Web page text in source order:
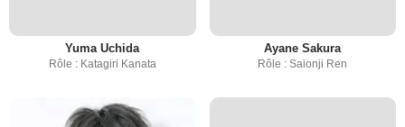
Yuma Uchida
Rôle : Katagiri Kanata
Ayane Sakura
Rôle : Saionji Ren